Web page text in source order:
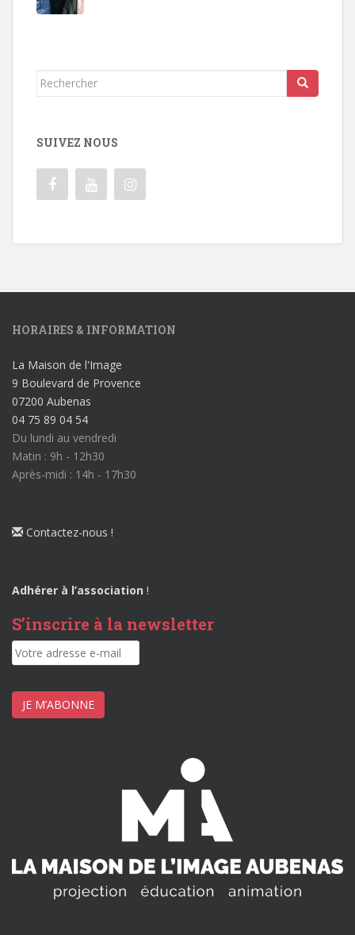
Rechercher...
SUIVEZ NOUS
HORAIRES & INFORMATION
La Maison de l'Image
9 Boulevard de Provence
07200 Aubenas
04 75 89 04 54
Du lundi au vendredi
Matin : 9h - 12h30
Après-midi : 14h - 17h30
Contactez-nous !
Adhérer à l’association !
S’inscrire à la newsletter
JE M’ABONNE